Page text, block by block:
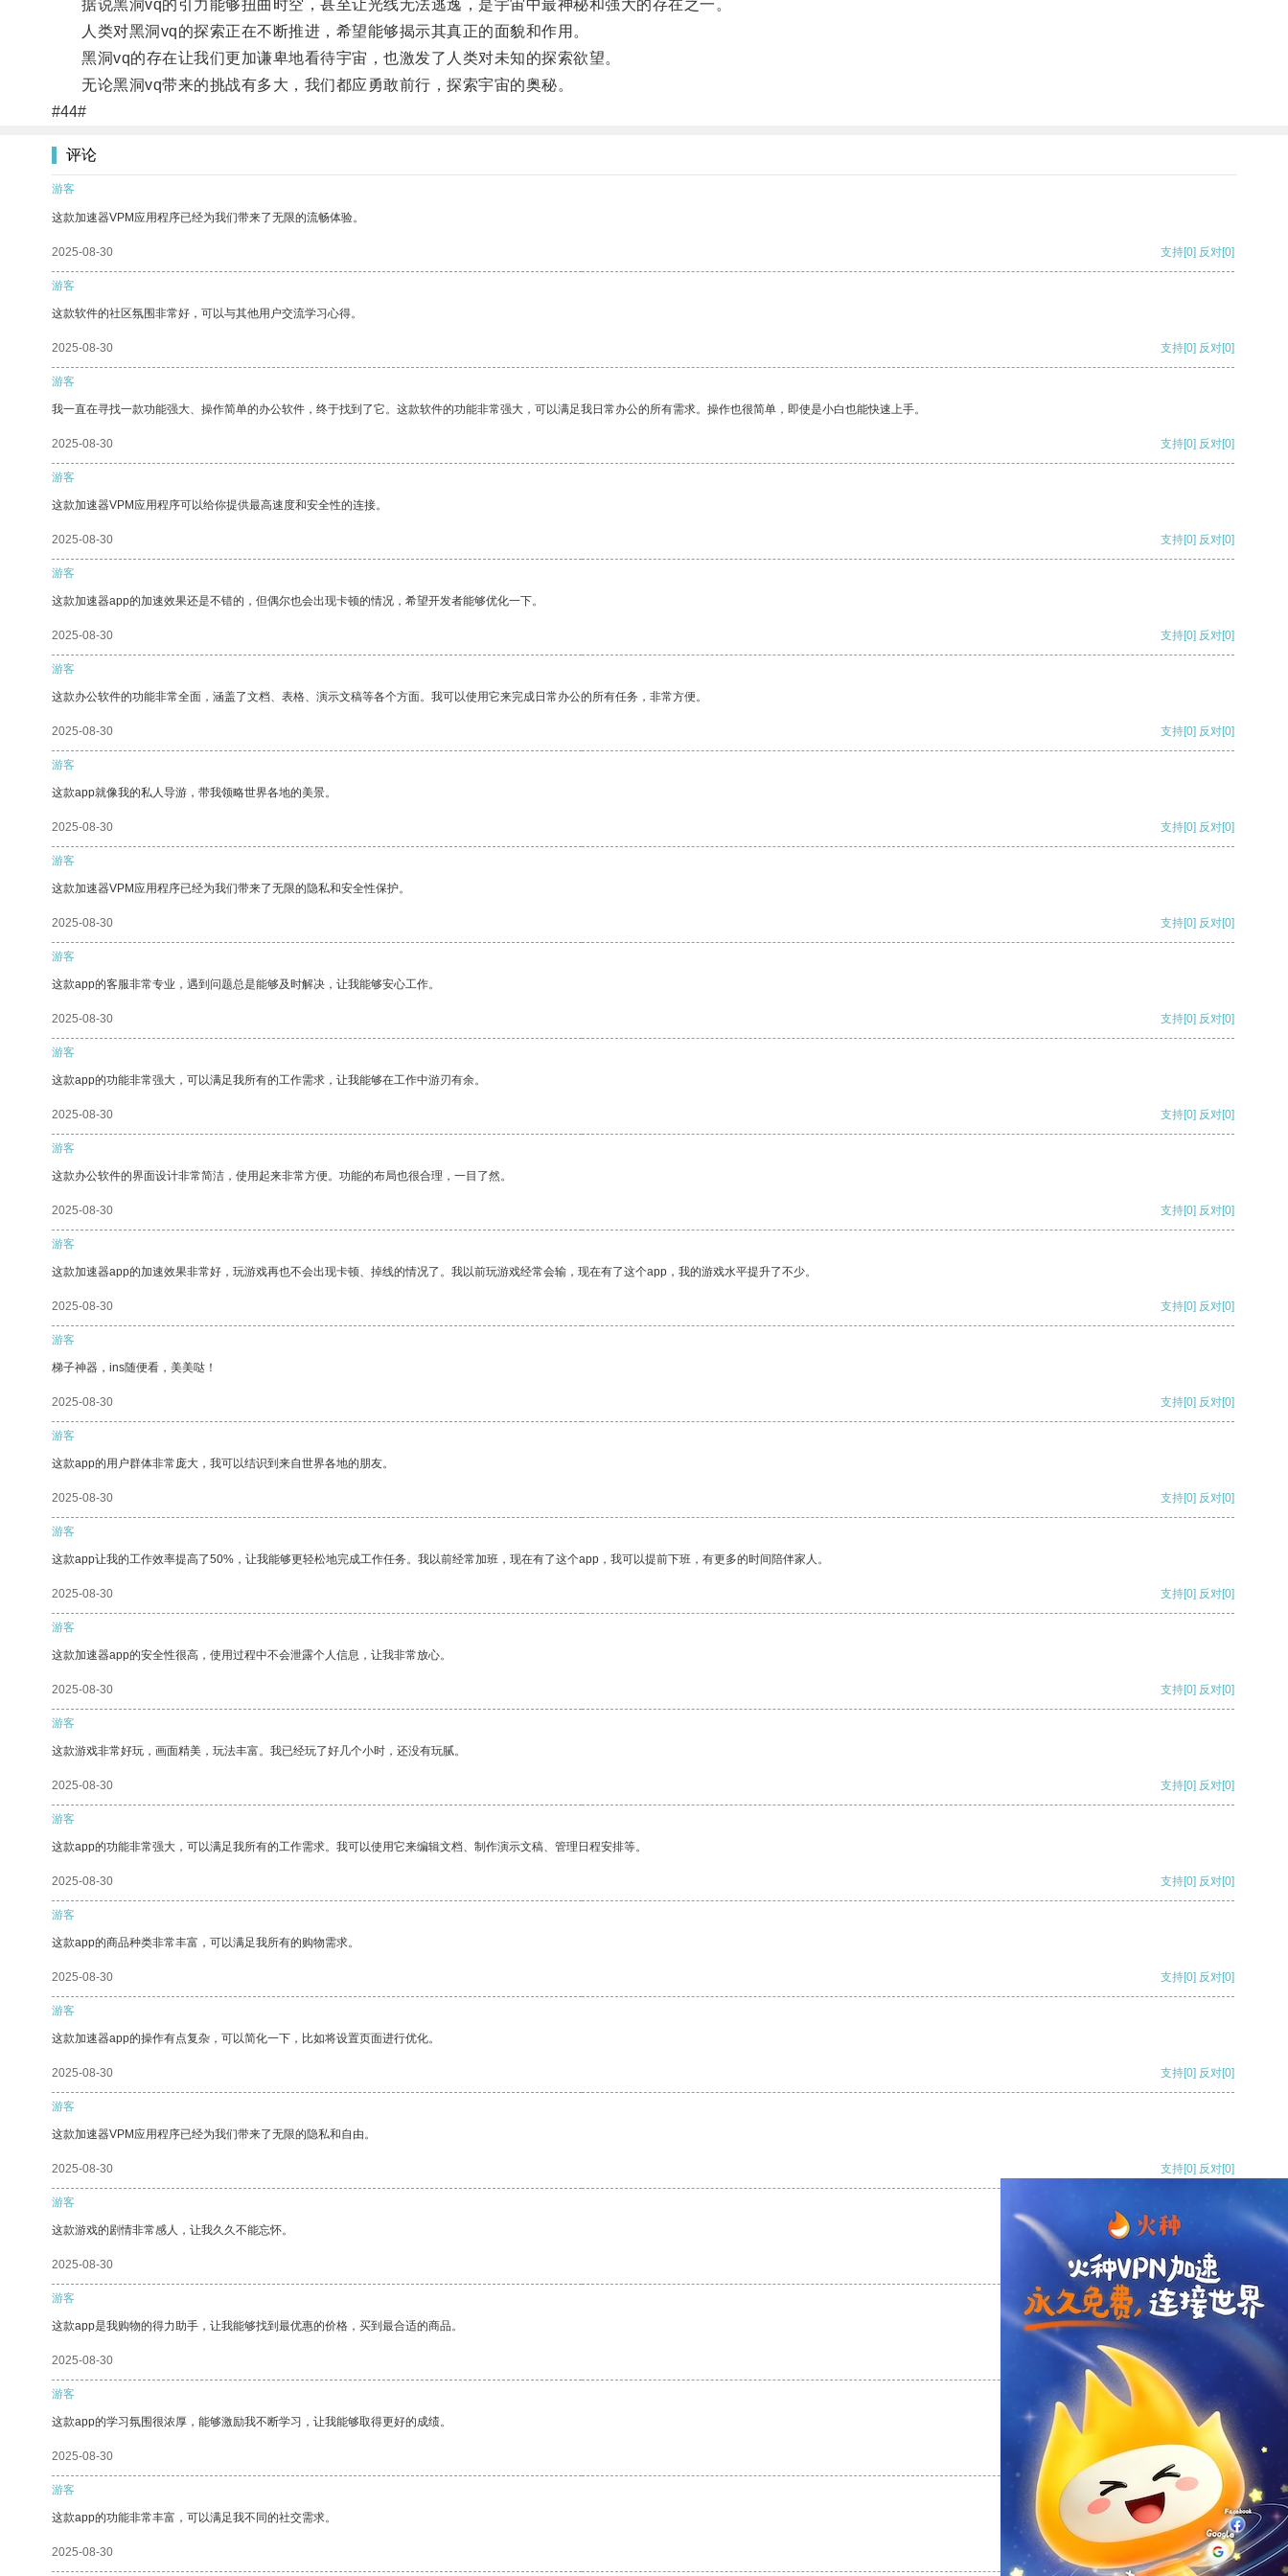
据说黑洞vq的引力能够扭曲时空，甚至让光线无法逃逸，是宇宙中最神秘和强大的存在之一。
人类对黑洞vq的探索正在不断推进，希望能够揭示其真正的面貌和作用。
黑洞vq的存在让我们更加谦卑地看待宇宙，也激发了人类对未知的探索欲望。
无论黑洞vq带来的挑战有多大，我们都应勇敢前行，探索宇宙的奥秘。
#44#
评论
游客
这款加速器VPM应用程序已经为我们带来了无限的流畅体验。
2025-08-30 支持[0] 反对[0]
游客
这款软件的社区氛围非常好，可以与其他用户交流学习心得。
2025-08-30 支持[0] 反对[0]
游客
我一直在寻找一款功能强大、操作简单的办公软件，终于找到了它。这款软件的功能非常强大，可以满足我日常办公的所有需求。操作也很简单，即使是小白也能快速上手。
2025-08-30 支持[0] 反对[0]
游客
这款加速器VPM应用程序可以给你提供最高速度和安全性的连接。
2025-08-30 支持[0] 反对[0]
游客
这款加速器app的加速效果还是不错的，但偶尔也会出现卡顿的情况，希望开发者能够优化一下。
2025-08-30 支持[0] 反对[0]
游客
这款办公软件的功能非常全面，涵盖了文档、表格、演示文稿等各个方面。我可以使用它来完成日常办公的所有任务，非常方便。
2025-08-30 支持[0] 反对[0]
游客
这款app就像我的私人导游，带我领略世界各地的美景。
2025-08-30 支持[0] 反对[0]
游客
这款加速器VPM应用程序已经为我们带来了无限的隐私和安全性保护。
2025-08-30 支持[0] 反对[0]
游客
这款app的客服非常专业，遇到问题总是能够及时解决，让我能够安心工作。
2025-08-30 支持[0] 反对[0]
游客
这款app的功能非常强大，可以满足我所有的工作需求，让我能够在工作中游刃有余。
2025-08-30 支持[0] 反对[0]
游客
这款办公软件的界面设计非常简洁，使用起来非常方便。功能的布局也很合理，一目了然。
2025-08-30 支持[0] 反对[0]
游客
这款加速器app的加速效果非常好，玩游戏再也不会出现卡顿、掉线的情况了。我以前玩游戏经常会输，现在有了这个app，我的游戏水平提升了不少。
2025-08-30 支持[0] 反对[0]
游客
梯子神器，ins随便看，美美哒！
2025-08-30 支持[0] 反对[0]
游客
这款app的用户群体非常庞大，我可以结识到来自世界各地的朋友。
2025-08-30 支持[0] 反对[0]
游客
这款app让我的工作效率提高了50%，让我能够更轻松地完成工作任务。我以前经常加班，现在有了这个app，我可以提前下班，有更多的时间陪伴家人。
2025-08-30 支持[0] 反对[0]
游客
这款加速器app的安全性很高，使用过程中不会泄露个人信息，让我非常放心。
2025-08-30 支持[0] 反对[0]
游客
这款游戏非常好玩，画面精美，玩法丰富。我已经玩了好几个小时，还没有玩腻。
2025-08-30 支持[0] 反对[0]
游客
这款app的功能非常强大，可以满足我所有的工作需求。我可以使用它来编辑文档、制作演示文稿、管理日程安排等。
2025-08-30 支持[0] 反对[0]
游客
这款app的商品种类非常丰富，可以满足我所有的购物需求。
2025-08-30 支持[0] 反对[0]
游客
这款加速器app的操作有点复杂，可以简化一下，比如将设置页面进行优化。
2025-08-30 支持[0] 反对[0]
游客
这款加速器VPM应用程序已经为我们带来了无限的隐私和自由。
2025-08-30 支持[0] 反对[0]
游客
这款游戏的剧情非常感人，让我久久不能忘怀。
2025-08-30 支持[0] 反对
游客
这款app是我购物的得力助手，让我能够找到最优惠的价格，买到最合适的商品。
2025-08-30 支持
游客
这款app的学习氛围很浓厚，能够激励我不断学习，让我能够取得更好的成绩。
2025-08-30 反对 [0]
游客
这款app的功能非常丰富，可以满足我不同的社交需求。
2025-08-30 支持[0] 反对[0]